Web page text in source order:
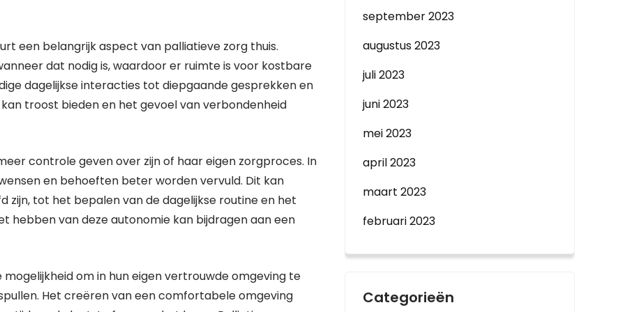
een belangrijk aspect van palliatieve zorg thuis.
dat nodig is, waardoor er ruimte is voor kostbare
dagelijkse interacties tot diepgaande gesprekken en
troost bieden en het gevoel van verbondenheid
controle geven over zijn of haar eigen zorgproces. In
en behoeften beter worden vervuld. Dit kan
zijn, tot het bepalen van de dagelijkse routine en het
hebben van deze autonomie kan bijdragen aan een
om in hun eigen vertrouwde omgeving te
Het creëren van een comfortabele omgeving
september 2023
augustus 2023
juli 2023
juni 2023
mei 2023
april 2023
maart 2023
februari 2023
Categorieën